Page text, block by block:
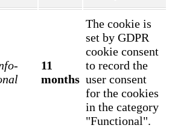
11
months
The cookie is
set by GDPR
cookie consent
to record the
user consent
for the cookies
in the category
"Functional".